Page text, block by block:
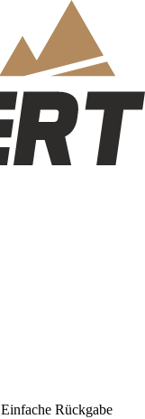
Einfache Rückgabe